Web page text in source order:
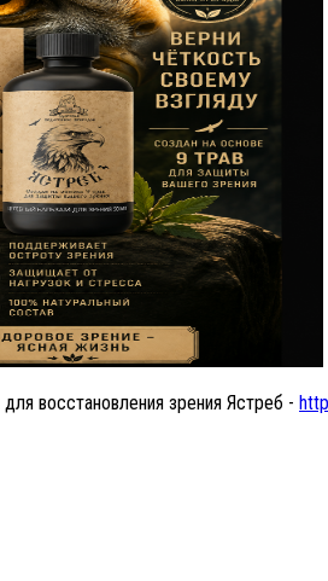
восстановления зрения Ястреб -